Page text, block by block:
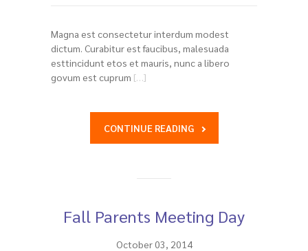
Magna est consectetur interdum modest
dictum. Curabitur est faucibus, malesuada
esttincidunt etos et mauris, nunc a libero
govum est cuprum […]
CONTINUE READING
Fall Parents Meeting Day
October 03, 2014